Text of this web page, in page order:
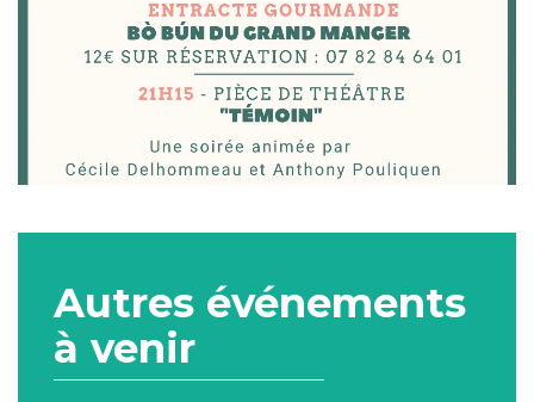
Autres événements
à venir